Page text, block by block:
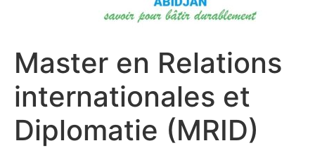
Master en Relations
internationales et
Diplomatie (MRID)